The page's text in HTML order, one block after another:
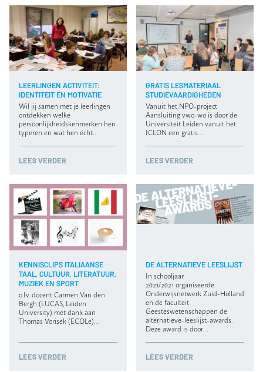
LEERLINGEN ACTIVITEIT:
IDENTITEIT EN MOTIVATIE
Wil jij samen met je leerlingen
ontdekken welke
persoonlijkheidskenmerken hen
typeren en wat hen écht…
LEES VERDER
GRATIS LESMATERIAAL
STUDIEVAARDIGHEDEN
Vanuit het NPO-project
Aansluiting vwo-wo is door de
Universiteit Leiden vanuit het
ICLON een gratis…
LEES VERDER
KENNISCLIPS ITALIAANSE
TAAL, CULTUUR, LITERATUUR,
MUZIEK EN SPORT
o.l.v. docent Carmen Van den
Bergh (LUCAS, Leiden
University) met dank aan
Thomas Vorisek (ECOLe)…
LEES VERDER
DE ALTERNATIEVE LEESLIJST
In schooljaar
2021/2021 organiseerde
Onderwijsnetwerk Zuid-Holland
en de faculteit
Geesteswetenschappen de
alternatieve-leeslijst-awards.
Deze award is door…
LEES VERDER